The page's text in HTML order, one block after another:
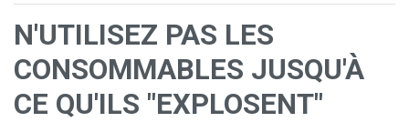
N'UTILISEZ PAS LES
CONSOMMABLES JUSQU'À
CE QU'ILS "EXPLOSENT"